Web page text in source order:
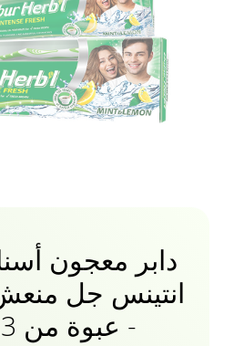
دابر معجون
انتينس جل
- عبوة من 3 قطع